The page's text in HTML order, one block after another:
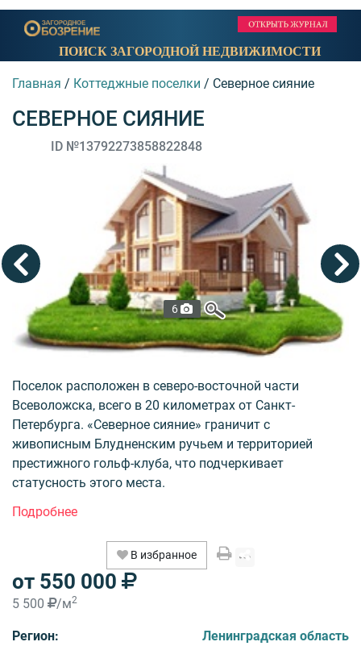
ПОИСК ЗАГОРОДНОЙ НЕДВИЖИМОСТИ
Главная / Коттеджные поселки / Северное сияние
СЕВЕРНОЕ СИЯНИЕ
ID №13792273858822848
6
Поселок расположен в северо-восточной части
Всеволожска, всего в 20 километрах от Санкт-
Петербурга. «Северное сияние» граничит с
живописным Блудненским ручьем и территорией
престижного гольф-клуба, что подчеркивает
статусность этого места.
На территории площадью 56,5 га гектара размещены
424 земельных участка, из которых в первой очереди
реализуются 188. Средняя площадь участков 9 соток.
Все необходимые коммуникации, включая
электричество (вторая категория надёжности
предусмотрены проектом.
В избранное
от 550 000
5 500 /м2
Регион:
Ленинградская область